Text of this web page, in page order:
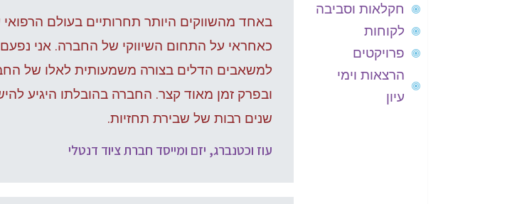
חקלאות וסביבה
לקוחות
פרויקטים
הרצאות וימי
עיון
כאחראי על התחום השיווקי של החברה. אני
למשאבים הדלים בצורה משמעותית לאלו של
ובפרק זמן מאוד קצר. החברה בהובלתו היגיע
שנים רבות של שבירת תחזיות.
עוז וכטנברג, יזם ומייסד חברת ציוד דנטלי